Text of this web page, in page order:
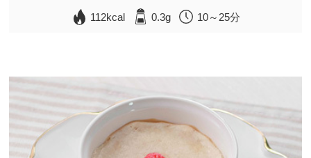
112kcal 0.3g 10～25分